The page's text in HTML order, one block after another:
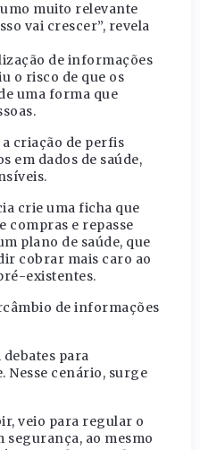
muito relevante
vai crescer”, revela
de informações
o risco de que os
uma forma que
a criação de perfis
em dados de saúde,
crie uma ficha que
compras e repasse
plano de saúde, que
cobrar mais caro ao
existentes.
de informações
para
Nesse cenário, surge
veio para regular o
segurança, ao mesmo